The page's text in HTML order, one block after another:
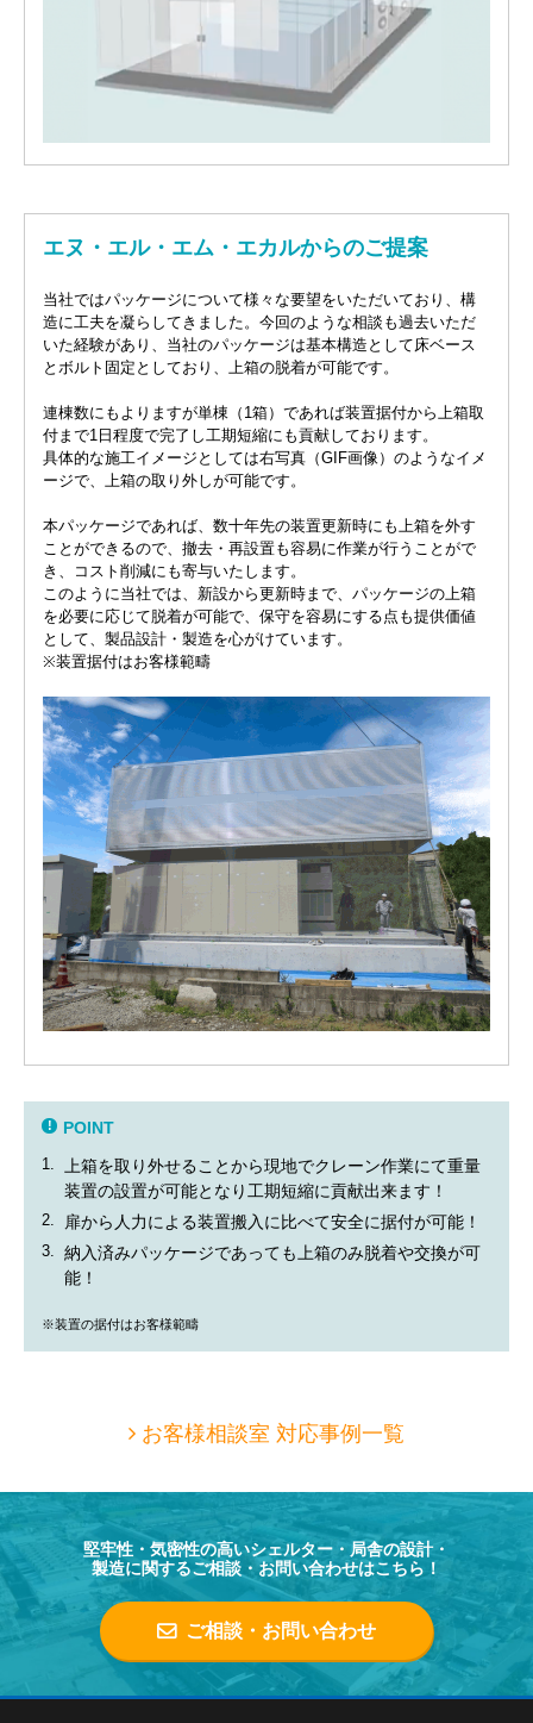
エヌ・エル・エム・エカルからのご提案
当社ではパッケージについて様々な要望をいただいており、構
造に工夫を凝らしてきました。今回のような相談も過去いただ
いた経験があり、当社のパッケージは基本構造として床ベース
とボルト固定としており、上箱の脱着が可能です。
連棟数にもよりますが単棟（1箱）であれば装置据付から上箱取
付まで1日程度で完了し工期短縮にも貢献しております。
具体的な施工イメージとしては右写真（GIF画像）のようなイメ
ージで、上箱の取り外しが可能です。
本パッケージであれば、数十年先の装置更新時にも上箱を外す
ことができるので、撤去・再設置も容易に作業が行うことがで
き、コスト削減にも寄与いたします。
このように当社では、新設から更新時まで、パッケージの上箱
を必要に応じて脱着が可能で、保守を容易にする点も提供価値
として、製品設計・製造を心がけています。
※装置据付はお客様範疇
POINT
1.
上箱を取り外せることから現地でクレーン作業にて重量
装置の設置が可能となり工期短縮に貢献出来ます！
2. 扉から人力による装置搬入に比べて安全に据付が可能！
3.
納入済みパッケージであっても上箱のみ脱着や交換が可
能！
※装置の据付はお客様範疇
お客様相談室 対応事例一覧
堅牢性・気密性の高いシェルター・局舎の設計・
製造に関するご相談・お問い合わせはこちら！
ご相談・お問い合わせ